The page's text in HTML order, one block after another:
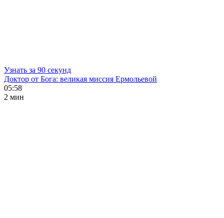
Узнать за 90 секунд
Доктор от Бога: великая миссия Ермольевой
05:58
2 мин